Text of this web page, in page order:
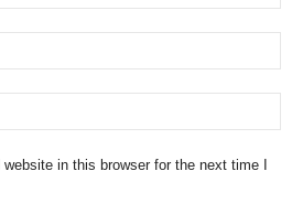
in this browser for the next time I